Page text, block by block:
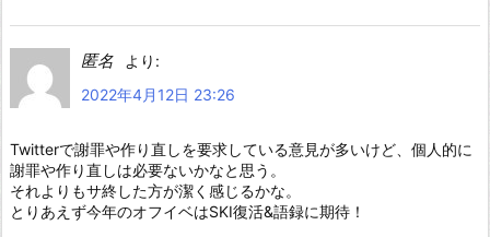
匿名
より:
2022年4月12日 23:26
Twitterで謝罪や作り直しを要求している意見が多いけど、個人的に
謝罪や作り直しは必要ないかなと思う。
それよりもサ終した方が潔く感じるかな。
とりあえず今年のオフイベはSKI復活&語録に期待！